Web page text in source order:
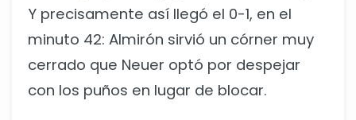
Y precisamente así llegó el 0-1, en el
minuto 42: Almirón sirvió un córner muy
cerrado que Neuer optó por despejar
con los puños en lugar de blocar.